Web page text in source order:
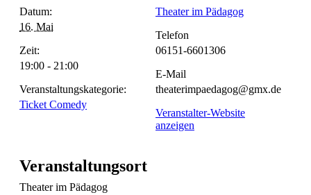
Datum:
16. Mai
Zeit:
19:00 - 21:00
Veranstaltungskategorie:
Ticket Comedy
Veranstaltungsort
Theater im Pädagog
Theater im Pädagog
Telefon
06151-6601306
E-Mail
theaterimpaedagog@gmx.de
Veranstalter-Website
anzeigen